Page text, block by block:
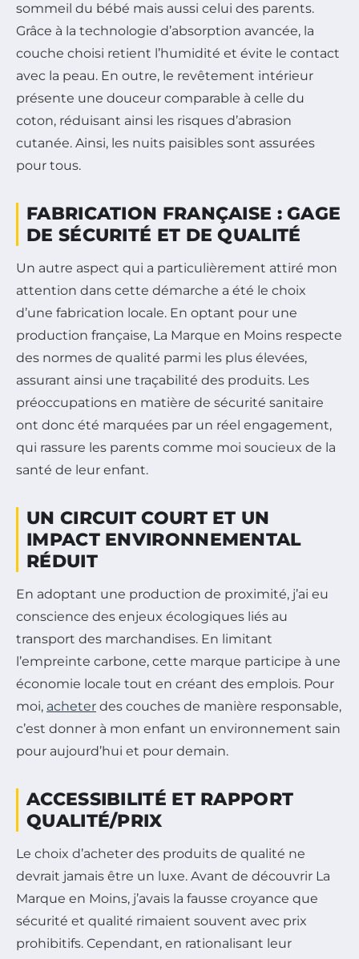
sommeil du bébé mais aussi celui des parents.
Grâce à la technologie d’absorption avancée, la
couche choisi retient l’humidité et évite le contact
avec la peau. En outre, le revêtement intérieur
présente une douceur comparable à celle du
coton, réduisant ainsi les risques d’abrasion
cutanée. Ainsi, les nuits paisibles sont assurées
pour tous.
FABRICATION FRANÇAISE : GAGE
DE SÉCURITÉ ET DE QUALITÉ
Un autre aspect qui a particulièrement attiré mon
attention dans cette démarche a été le choix
d’une fabrication locale. En optant pour une
production française, La Marque en Moins respecte
des normes de qualité parmi les plus élevées,
assurant ainsi une traçabilité des produits. Les
préoccupations en matière de sécurité sanitaire
ont donc été marquées par un réel engagement,
qui rassure les parents comme moi soucieux de la
santé de leur enfant.
UN CIRCUIT COURT ET UN
IMPACT ENVIRONNEMENTAL
RÉDUIT
En adoptant une production de proximité, j’ai eu
conscience des enjeux écologiques liés au
transport des marchandises. En limitant
l’empreinte carbone, cette marque participe à une
économie locale tout en créant des emplois. Pour
moi, acheter des couches de manière responsable,
c’est donner à mon enfant un environnement sain
pour aujourd’hui et pour demain.
ACCESSIBILITÉ ET RAPPORT
QUALITÉ/PRIX
Le choix d’acheter des produits de qualité ne
devrait jamais être un luxe. Avant de découvrir La
Marque en Moins, j’avais la fausse croyance que
sécurité et qualité rimaient souvent avec prix
prohibitifs. Cependant, en rationalisant leur